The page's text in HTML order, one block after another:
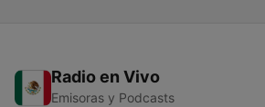
Radio en Vivo
Emisoras y Podcasts